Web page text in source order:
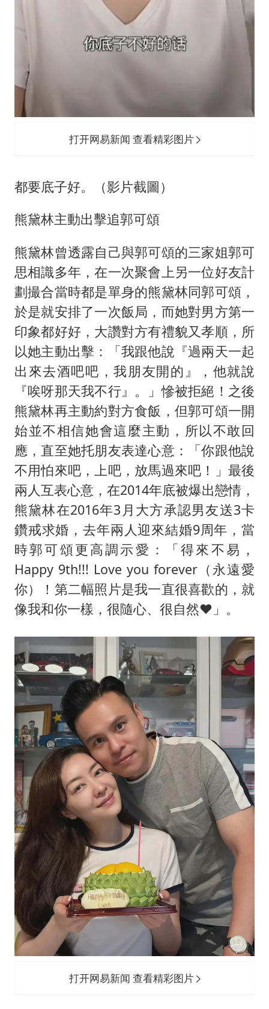
打开网易新闻 查看精彩图片
都要底子好。（影片截圖）
熊黛林主動出擊追郭可頌
熊黛林曾透露自己與郭可頌的三家姐郭可
思相識多年，在一次聚會上另一位好友計
劃撮合當時都是單身的熊黛林同郭可頌，
於是就安排了一次飯局，而她對男方第一
印象都好好，大讚對方有禮貌又孝順，所
以她主動出擊：「我跟他說『過兩天一起
出來去酒吧吧，我朋友開的』，他就說
『唉呀那天我不行』。」慘被拒絕！之後
熊黛林再主動約對方食飯，但郭可頌一開
始並不相信她會這麼主動，所以不敢回
應，直至她托朋友表達心意：「你跟他說
不用怕來吧，上吧，放馬過來吧！」最後
兩人互表心意，在2014年底被爆出戀情，
熊黛林在2016年3月大方承認男友送3卡
鑽戒求婚，去年兩人迎來結婚9周年，當
時郭可頌更高調示愛：「得來不易，
Happy 9th!!! Love you forever（永遠愛
你）！第二幅照片是我一直很喜歡的，就
像我和你一樣，很隨心、很自然♥️」。
打开网易新闻 查看精彩图片